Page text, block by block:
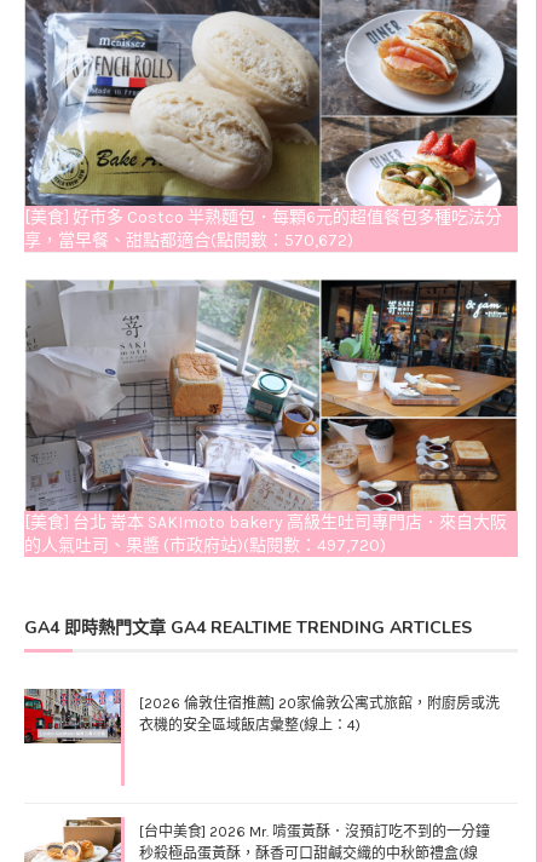
[美食] 好市多 Costco 半熟麵包．每顆6元的超值餐包多種吃法分
享，當早餐、甜點都適合(點閱數：570,672)
[美食] 台北 嵜本 SAKImoto bakery 高級生吐司專門店．來自大阪
的人氣吐司、果醬 (市政府站)(點閱數：497,720)
GA4 即時熱門文章 GA4 REALTIME TRENDING ARTICLES
[2026 倫敦住宿推薦] 20家倫敦公寓式旅館，附廚房或洗
衣機的安全區域飯店彙整(線上：4)
[台中美食] 2026 Mr. 啃蛋黃酥．沒預訂吃不到的一分鐘
秒殺極品蛋黃酥，酥香可口甜鹹交織的中秋節禮盒(線